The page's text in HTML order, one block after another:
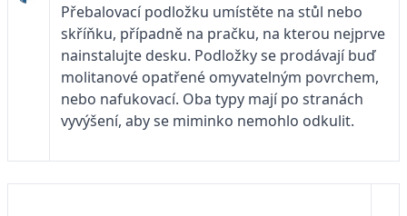
Přebalovací podložku umístěte na stůl nebo
skříňku, případně na pračku, na kterou nejprve
nainstalujte desku. Podložky se prodávají buď
molitanové opatřené omyvatelným povrchem,
nebo nafukovací. Oba typy mají po stranách
vyvýšení, aby se miminko nemohlo odkulit.